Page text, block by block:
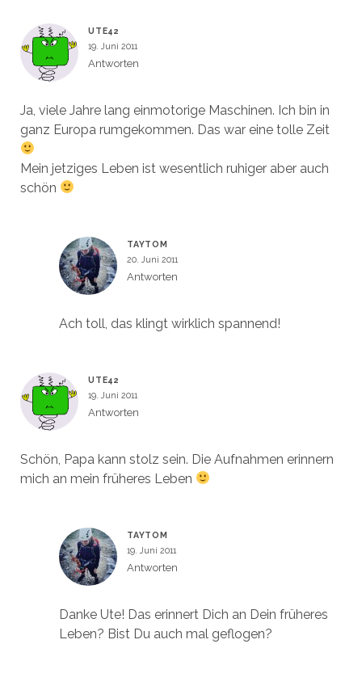
UTE42
19. Juni 2011
Antworten
Ja, viele Jahre lang einmotorige Maschinen. Ich bin in
ganz Europa rumgekommen. Das war eine tolle Zeit
Mein jetziges Leben ist wesentlich ruhiger aber auch
schön
TAYTOM
20. Juni 2011
Antworten
Ach toll, das klingt wirklich spannend!
UTE42
19. Juni 2011
Antworten
Schön, Papa kann stolz sein. Die Aufnahmen erinnern
mich an mein früheres Leben
TAYTOM
19. Juni 2011
Antworten
Danke Ute! Das erinnert Dich an Dein früheres
Leben? Bist Du auch mal geflogen?